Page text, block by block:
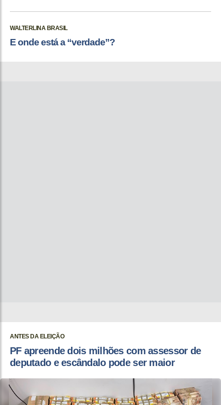
WALTERLINA BRASIL
E onde está a “verdade”?
ANTES DA ELEIÇÃO
PF apreende dois milhões com assessor de
deputado e escândalo pode ser maior